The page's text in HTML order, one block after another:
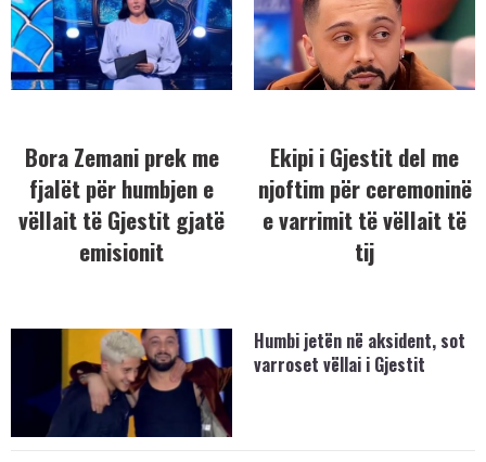
Bora Zemani prek me
fjalët për humbjen e
vëllait të Gjestit gjatë
emisionit
Ekipi i Gjestit del me
njoftim për ceremoninë
e varrimit të vëllait të
tij
Humbi jetën në aksident, sot
varroset vëllai i Gjestit